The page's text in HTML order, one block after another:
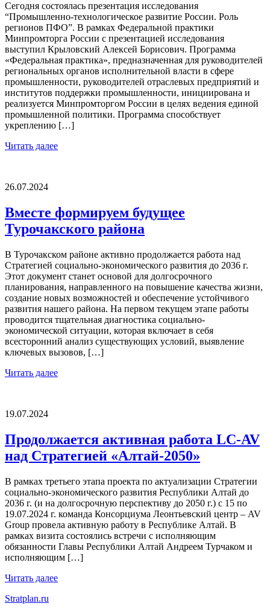
Сегодня состоялась презентация исследования
“Промышленно-технологическое развитие России. Роль
регионов ПФО”. В рамках Федеральной практики
Минпромторга России с презентацией исследования
выступил Крыловский Алексей Борисович. Программа
«Федеральная практика», предназначенная для руководителей
региональных органов исполнительной власти в сфере
промышленности, руководителей отраслевых предприятий и
институтов поддержки промышленности, инициирована и
реализуется Минпромторгом России в целях ведения единой
промышленной политики. Программа способствует
укреплению […]
Читать далее
26.07.2024
Вместе формируем будущее
Турочакского района
В Турочакском районе активно продолжается работа над
Стратегией социально-экономического развития до 2036 г.
Этот документ станет основой для долгосрочного
планирования, направленного на повышение качества жизни,
создание новых возможностей и обеспечение устойчивого
развития нашего района. На первом текущем этапе работы
проводится тщательная диагностика социально-
экономической ситуации, которая включает в себя
всесторонний анализ существующих условий, выявление
ключевых вызовов, […]
Читать далее
19.07.2024
Продолжается активная работа LC-AV
над Стратегией «Алтай-2050»
В рамках третьего этапа проекта по актуализации Стратегии
социально-экономического развития Республики Алтай до
2036 г. (и на долгосрочную перспективу до 2050 г.) с 15 по
19.07.2024 г. команда Консорциума Леонтьевский центр – AV
Group провела активную работу в Республике Алтай. В
рамках визита состоялись встречи с исполняющим
обязанности Главы Республики Алтай Андреем Турчаком и
исполняющим […]
Читать далее
Stratplan.ru